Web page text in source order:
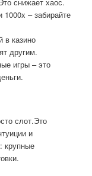
– забирайте
в казино
другим.
игры – это
слот.Это
и
крупные